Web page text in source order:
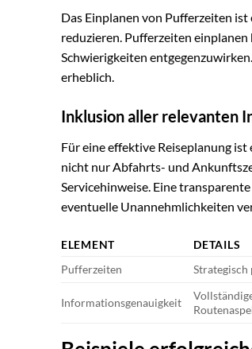
Das Einplanen von Pufferzeiten
reduzieren. Pufferzeiten
Schwierigkeiten
erheblich.
Inklusion aller relevanten
Für eine effektive Reiseplanung
nicht nur Abfahrts- und
Servicehinweise. Eine
eventuelle Unannehmlichkeiten
ELEMENT DETAILS
Pufferzeiten
Informationsgenauigkeit